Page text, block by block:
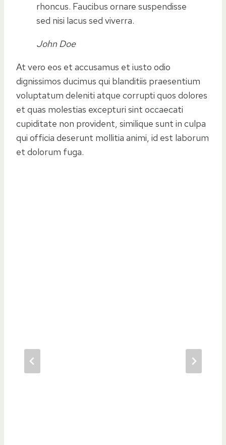
rhoncus. Faucibus ornare suspendisse
sed nisi lacus sed viverra.
John Doe
At vero eos et accusamus et iusto odio
dignissimos ducimus qui blanditiis praesentium
voluptatum deleniti atque corrupti quos dolores
et quas molestias excepturi sint occaecati
cupiditate non provident, similique sunt in culpa
qui officia deserunt mollitia animi, id est laborum
et dolorum fuga.